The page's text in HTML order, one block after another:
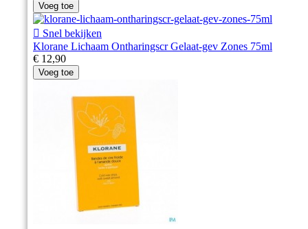
Voeg toe
 Snel bekijken
Klorane Lichaam Ontharingscr Gelaat-gev Zones 75ml
€ 12,90
Voeg toe